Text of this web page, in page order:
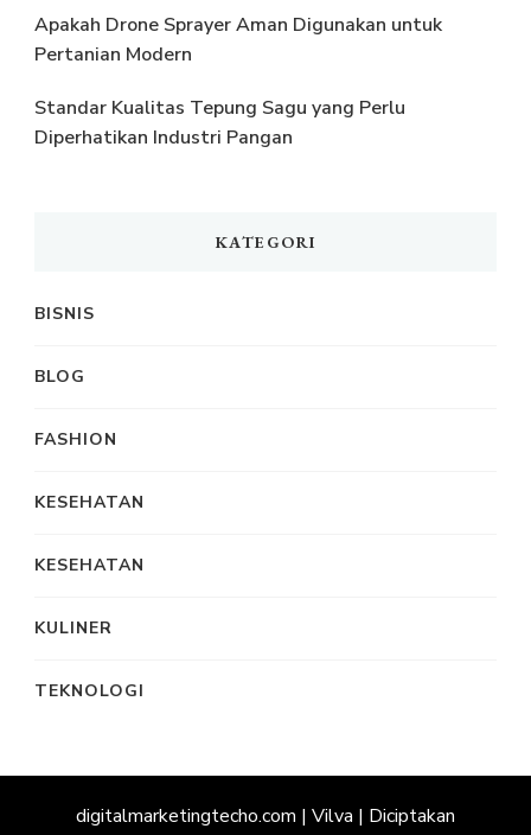
Apakah Drone Sprayer Aman Digunakan untuk
Pertanian Modern
Standar Kualitas Tepung Sagu yang Perlu
Diperhatikan Industri Pangan
KATEGORI
BISNIS
BLOG
FASHION
KESEHATAN
KESEHATAN
KULINER
TEKNOLOGI
digitalmarketingtecho.com | Vilva | Diciptakan